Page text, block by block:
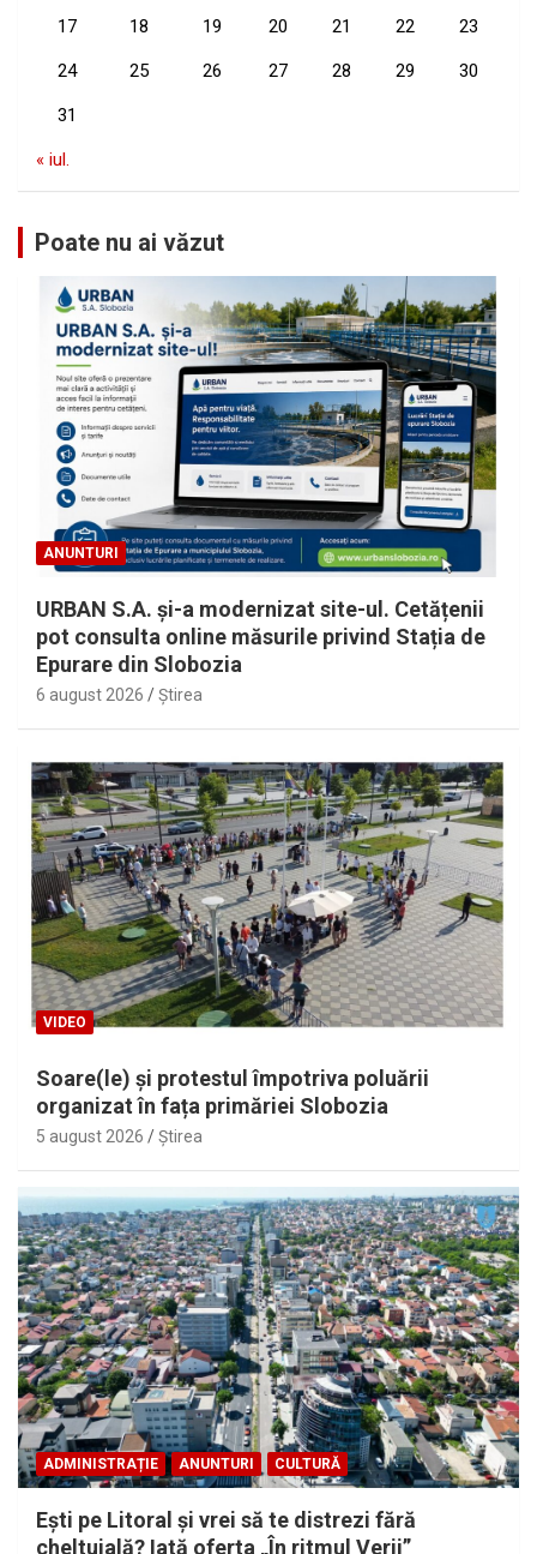
17 18 19 20 21 22 23
24 25 26 27 28 29 30
31
« iul.
Poate nu ai văzut
ANUNTURI
URBAN S.A. și-a modernizat site-ul. Cetățenii
pot consulta online măsurile privind Stația de
Epurare din Slobozia
6 august 2026 Ştirea
VIDEO
Soare(le) și protestul împotriva poluării
organizat în fața primăriei Slobozia
5 august 2026 Ştirea
ADMINISTRAȚIE ANUNTURI CULTURĂ
Eşti pe Litoral şi vrei să te distrezi fără
cheltuială? Iată oferta „În ritmul Verii”